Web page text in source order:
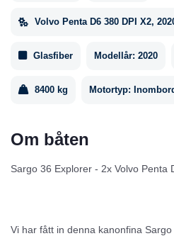
Volvo Penta D6 380 DPI X2,
Glasfiber Modellår: 2020
8400 kg Motortyp:
Om båten
Sargo 36 Explorer - 2x Volvo Penta
Vi har fått in denna kanonfina